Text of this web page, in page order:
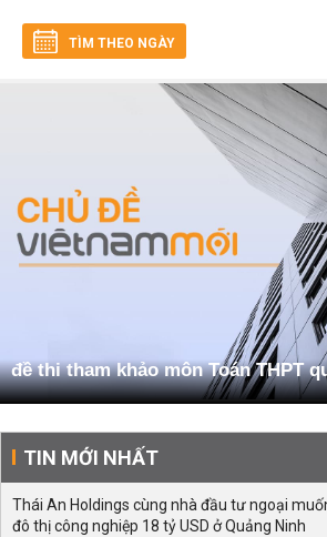
TÌM THEO NGÀY
đề thi tham khảo môn Toán THPT
TIN MỚI NHẤT
Thái An Holdings cùng nhà đầu tư ngoại
đô thị công nghiệp 18 tỷ USD ở Quảng Ninh